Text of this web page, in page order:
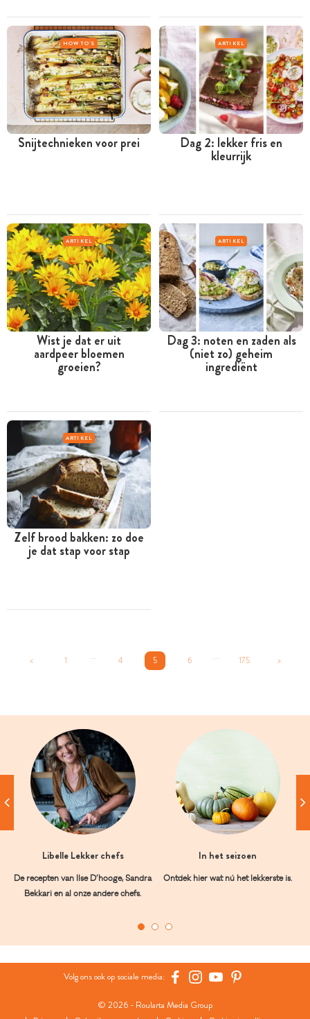
HOW TO'S
Snijtechnieken voor prei
ARTIKEL
Dag 2: lekker fris en
kleurrijk
ARTIKEL
Wist je dat er uit
aardpeer bloemen
groeien?
ARTIKEL
Dag 3: noten en zaden als
(niet zo) geheim
ingrediënt
ARTIKEL
Zelf brood bakken: zo doe
je dat stap voor stap
< 1 ... 4 5 6 ... 175 >
Libelle Lekker chefs
De recepten van Ilse D’hooge, Sandra
Bekkari en al onze andere chefs.
In het seizoen
Ontdek hier wat nú het lekkerste is.
Volg ons ook op sociale media:
© 2026 - Roularta Media Group